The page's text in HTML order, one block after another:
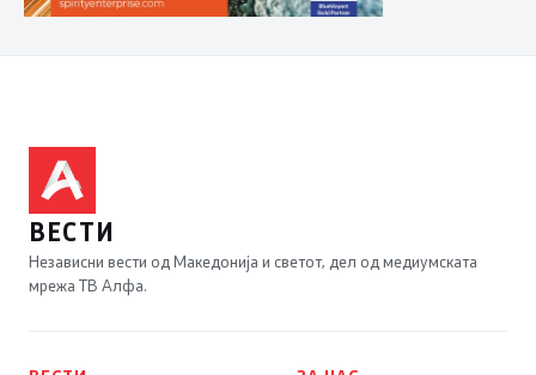
ВЕСТИ
Независни вести од Македонија и светот, дел од медиумската
мрежа ТВ Алфа.